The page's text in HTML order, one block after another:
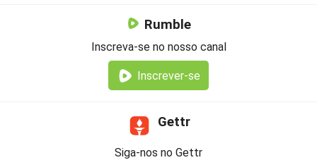
Rumble
Inscreva-se no nosso canal
Inscrever-se
Gettr
Siga-nos no Gettr